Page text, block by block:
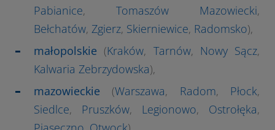
Pabianice, Tomaszów Mazowiecki,
Bełchatów, Zgierz, Skierniewice, Radomsko),
małopolskie (Kraków, Tarnów, Nowy Sącz,
Kalwaria Zebrzydowska),
mazowieckie (Warszawa, Radom, Płock,
Siedlce, Pruszków, Legionowo, Ostrołęka,